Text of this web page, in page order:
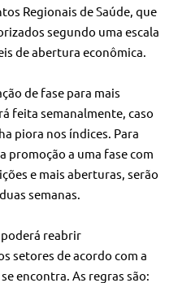
Regionais de Saúde, que
segundo uma escala
de abertura econômica.
de fase para mais
feita semanalmente, caso
piora nos índices. Para
promoção a uma fase com
e mais aberturas, serão
semanas.
reabrir
setores de acordo com a
encontra. As regras são: